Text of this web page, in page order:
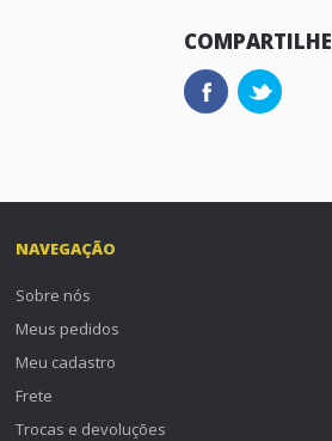
COMPARTILHE
NAVEGAÇÃO
Sobre nós
Meus pedidos
Meu cadastro
Frete
Trocas e devoluções